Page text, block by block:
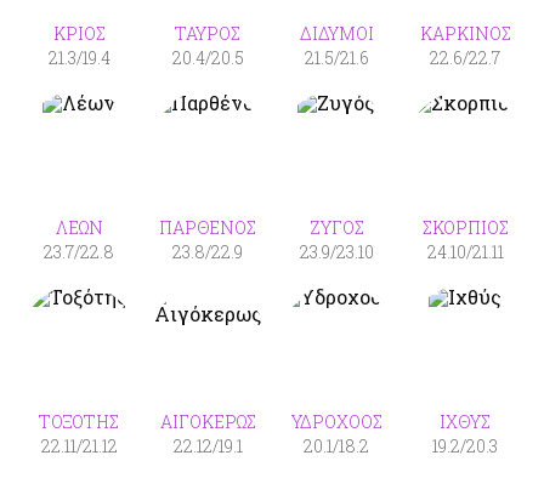
ΚΡΙΟΣ
21.3/19.4
ΤΑΥΡΟΣ
20.4/20.5
ΔΙΔΥΜΟΙ
21.5/21.6
ΚΑΡΚΙΝΟΣ
22.6/22.7
ΛΕΩΝ
23.7/22.8
ΠΑΡΘΕΝΟΣ
23.8/22.9
ΖΥΓΟΣ
23.9/23.10
ΣΚΟΡΠΙΟΣ
24.10/21.11
ΤΟΞΟΤΗΣ
22.11/21.12
ΑΙΓΟΚΕΡΩΣ
22.12/19.1
ΥΔΡΟΧΟΟΣ
20.1/18.2
ΙΧΘΥΣ
19.2/20.3